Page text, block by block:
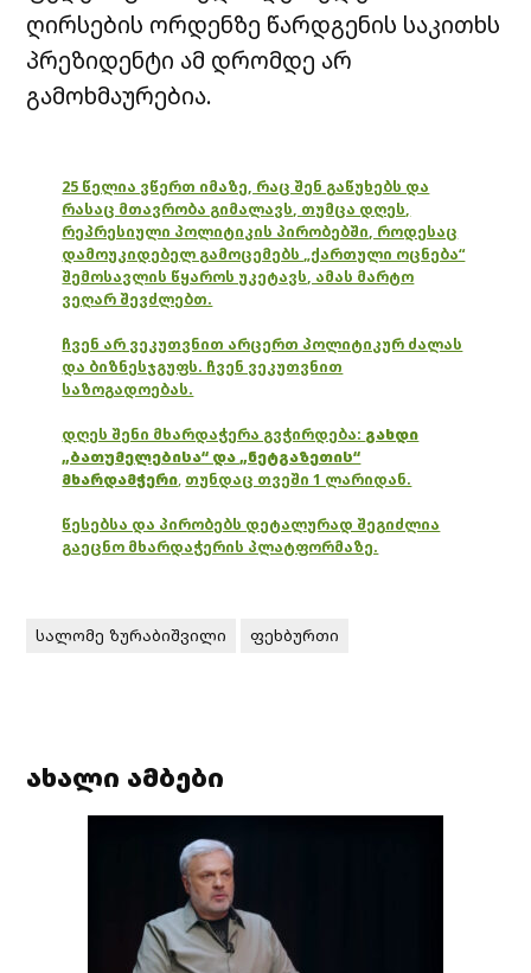
ღირსების ორდენზე წარდგენის საკითხს
პრეზიდენტი ამ დრომდე არ
გამოხმაურებია.
25 წელია ვწერთ იმაზე, რაც შენ გაწუხებს და
რასაც მთავრობა გიმალავს, თუმცა დღეს,
რეპრესიული პოლიტიკის პირობებში, როდესაც
დამოუკიდებელ გამოცემებს „ქართული ოცნება“
შემოსავლის წყაროს უკეტავს, ამას მარტო
ვეღარ შევძლებთ.
ჩვენ არ ვეკუთვნით არცერთ პოლიტიკურ ძალას
და ბიზნესჯგუფს. ჩვენ ვეკუთვნით
საზოგადოებას.
დღეს შენი მხარდაჭერა გვჭირდება: გახდი
„ბათუმელებისა“ და „ნეტგაზეთის“
მხარდამჭერი, თუნდაც თვეში 1 ლარიდან.
წესებსა და პირობებს დეტალურად შეგიძლია
გაეცნო მხარდაჭერის პლატფორმაზე.
სალომე ზურაბიშვილი ფეხბურთი
ახალი ამბები